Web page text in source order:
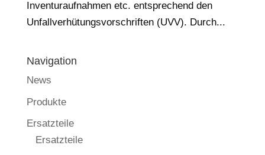
Inventuraufnahmen etc. entsprechend den
Unfallverhütungsvorschriften (UVV). Durch...
Navigation
News
Produkte
Ersatzteile
Ersatzteile